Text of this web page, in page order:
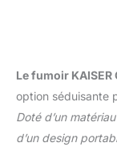
Le fumoir KAISER
option séduisante
Doté d’un
d’un design